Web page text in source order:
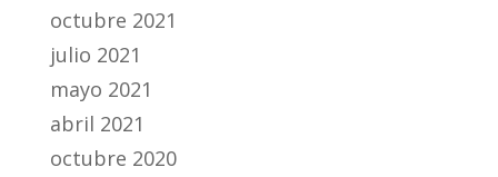
octubre 2021
julio 2021
mayo 2021
abril 2021
octubre 2020